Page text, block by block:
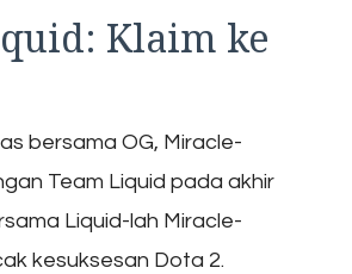
Klaim ke
bersama OG, Miracle-
Team Liquid pada akhir
Liquid-lah Miracle-
kesuksesan Dota 2.